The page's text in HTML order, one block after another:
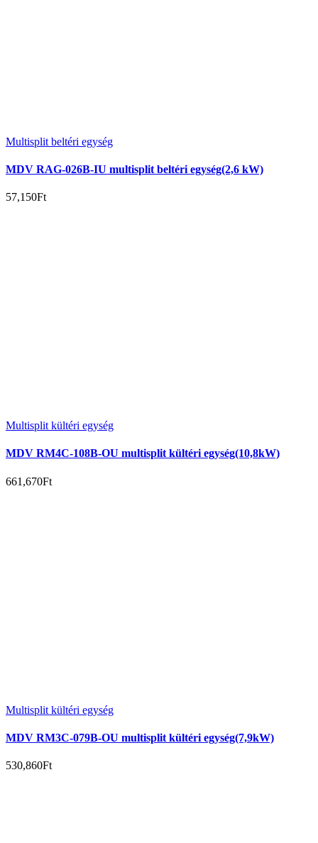
Multisplit beltéri egység
MDV RAG-026B-IU multisplit beltéri egység(2,6 kW)
57,150Ft
Multisplit kültéri egység
MDV RM4C-108B-OU multisplit kültéri egység(10,8kW)
661,670Ft
Multisplit kültéri egység
MDV RM3C-079B-OU multisplit kültéri egység(7,9kW)
530,860Ft